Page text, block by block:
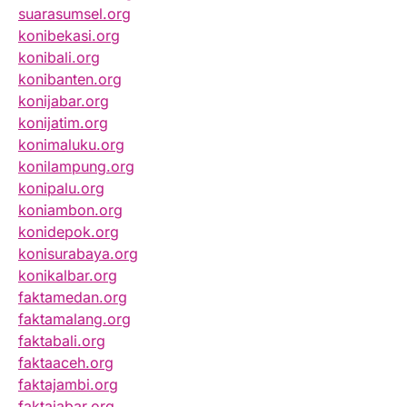
suarasumsel.org
konibekasi.org
konibali.org
konibanten.org
konijabar.org
konijatim.org
konimaluku.org
konilampung.org
konipalu.org
koniambon.org
konidepok.org
konisurabaya.org
konikalbar.org
faktamedan.org
faktamalang.org
faktabali.org
faktaaceh.org
faktajambi.org